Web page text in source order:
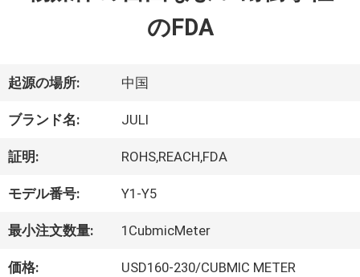
品
わ
た
し
た
のFDA
起源の場所: 中国
ブランド名: JULI
証明: ROHS,REACH,FDA
モデル番号: Y1-Y5
最小注文数量: 1CubmicMeter
価格: USD160-230/CUBMIC METER